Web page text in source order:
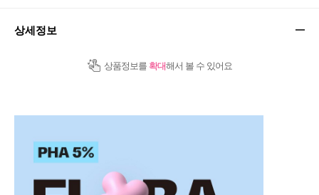
상세정보
상품정보를 확대해서 볼 수 있어요